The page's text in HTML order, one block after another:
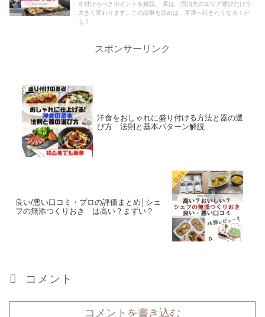
を付けるべきポイントを解説。 実は、宿泊先のエリア選びだけで
大きく変わります。この記事を読めば、草津へ行きたくなる！か
も？
スポンサーリンク
洋食をおしゃれに盛り付ける方法と器の選
び方 法則と基本パターン解説
良い/悪い口コミ・プロの評価まとめ│シェ
フの無添つくりおき は高い？まずい？
コメント
コメントを書き込む